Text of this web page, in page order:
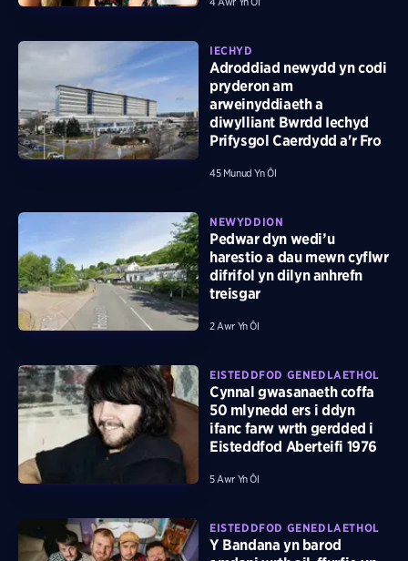
IECHYD
Adroddiad newydd yn codi
pryderon am
arweinyddiaeth a
diwylliant Bwrdd Iechyd
Prifysgol Caerdydd a'r Fro
45 Munud Yn Ôl
NEWYDDION
Pedwar dyn wedi’u
harestio a dau mewn cyflwr
difrifol yn dilyn anhrefn
treisgar
2 Awr Yn Ôl
EISTEDDFOD GENEDLAETHOL
Cynnal gwasanaeth coffa
50 mlynedd ers i ddyn
ifanc farw wrth gerdded i
Eisteddfod Aberteifi 1976
5 Awr Yn Ôl
EISTEDDFOD GENEDLAETHOL
Y Bandana yn barod